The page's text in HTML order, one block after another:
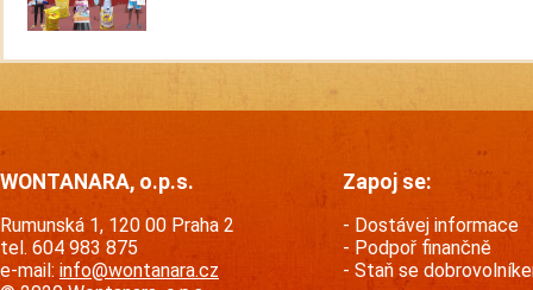
WONTANARA, o.p.s.
Rumunská 1, 120 00 Praha 2
tel. 604 983 875
e-mail: info@wontanara.cz
Zapoj se:
Dostávej informace
Podpoř finančně
Staň se